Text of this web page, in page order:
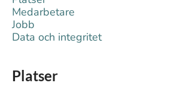
Medarbetare
Jobb
Data och integritet
Platser